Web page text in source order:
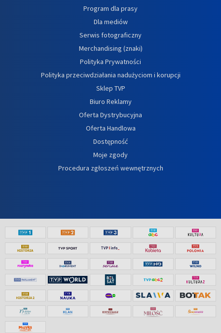
Program dla prasy
Dla mediów
Serwis fotograficzny
Merchandising (znaki)
Polityka Prywatności
Polityka przeciwdziałania nadużyciom i korupcji
Sklep TVP
Biuro Reklamy
Oferta Dystrybucyjna
Oferta Handlowa
Dostępność
Moje zgody
Procedura zgłoszeń wewnętrznych